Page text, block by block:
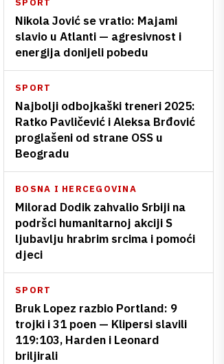
SPORT
Nikola Jović se vratio: Majami
slavio u Atlanti — agresivnost i
energija donijeli pobedu
SPORT
Najbolji odbojkaški treneri 2025:
Ratko Pavličević i Aleksa Brđović
proglašeni od strane OSS u
Beogradu
BOSNA I HERCEGOVINA
Milorad Dodik zahvalio Srbiji na
podršci humanitarnoj akciji S
ljubavlju hrabrim srcima i pomoći
djeci
SPORT
Bruk Lopez razbio Portland: 9
trojki i 31 poen — Klipersi slavili
119:103, Harden i Leonard
briljirali